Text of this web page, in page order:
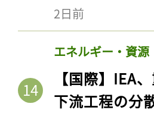
2日前
エネルギー・資源
【国際】IEA
下流工程の分